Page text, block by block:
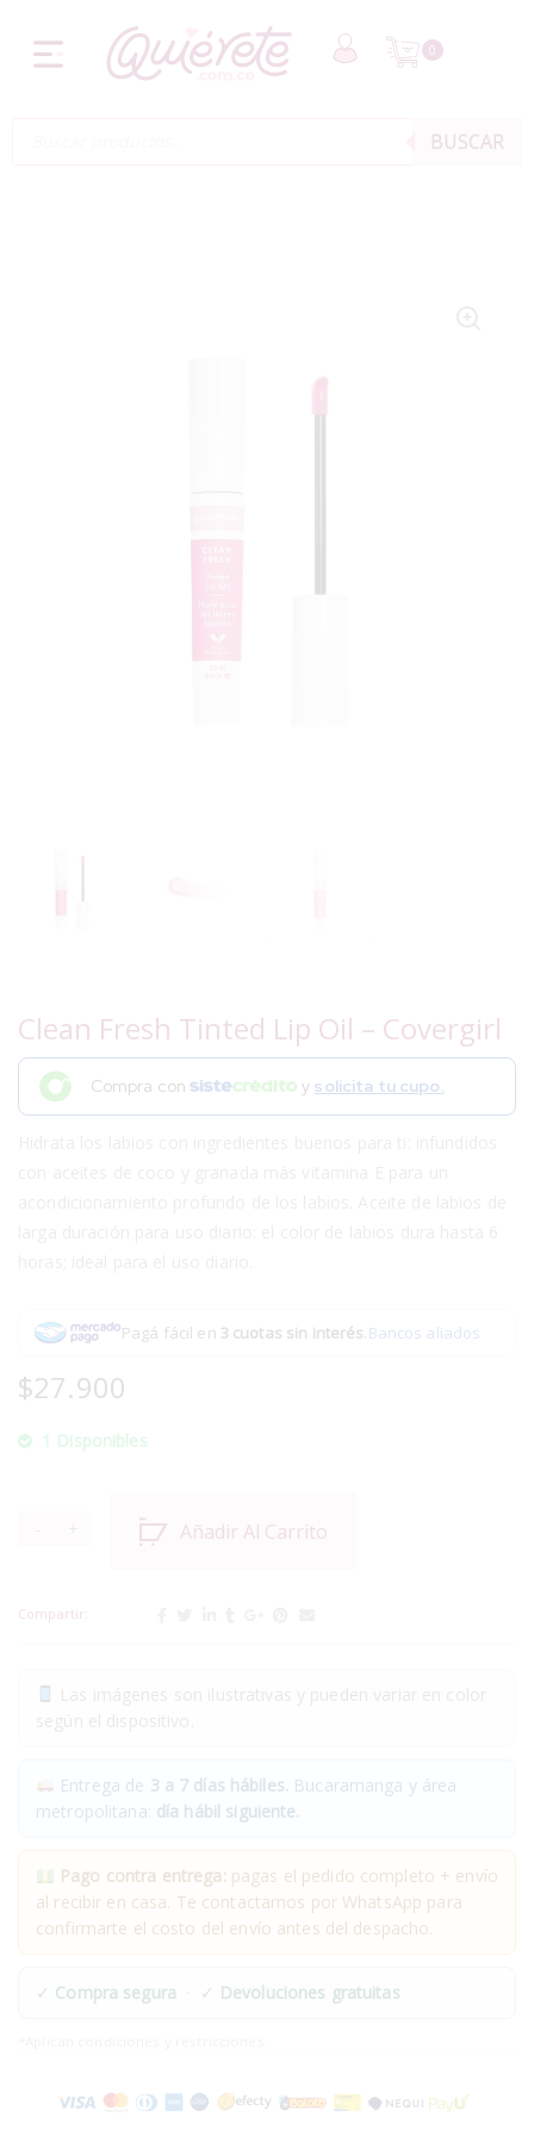
0
BUSCAR
Clean Fresh Tinted Lip Oil – Covergirl
Compra con y solicita tu cupo.
Pagá fácil en 3 cuotas sin interés Bancos aliados
$27.900
1 Disponibles
Añadir Al Carrito
Compartir:
Entrega de 3 a 7 días hábiles. Bucaramanga y área
metropolitana: día hábil siguiente.
Pago contra entrega: pagas el pedido completo + envío
al recibir en casa. Te contactamos por WhatsApp para
confirmarte el costo del envío antes del despacho.
✓ Compra segura · ✓ Devoluciones gratuitas